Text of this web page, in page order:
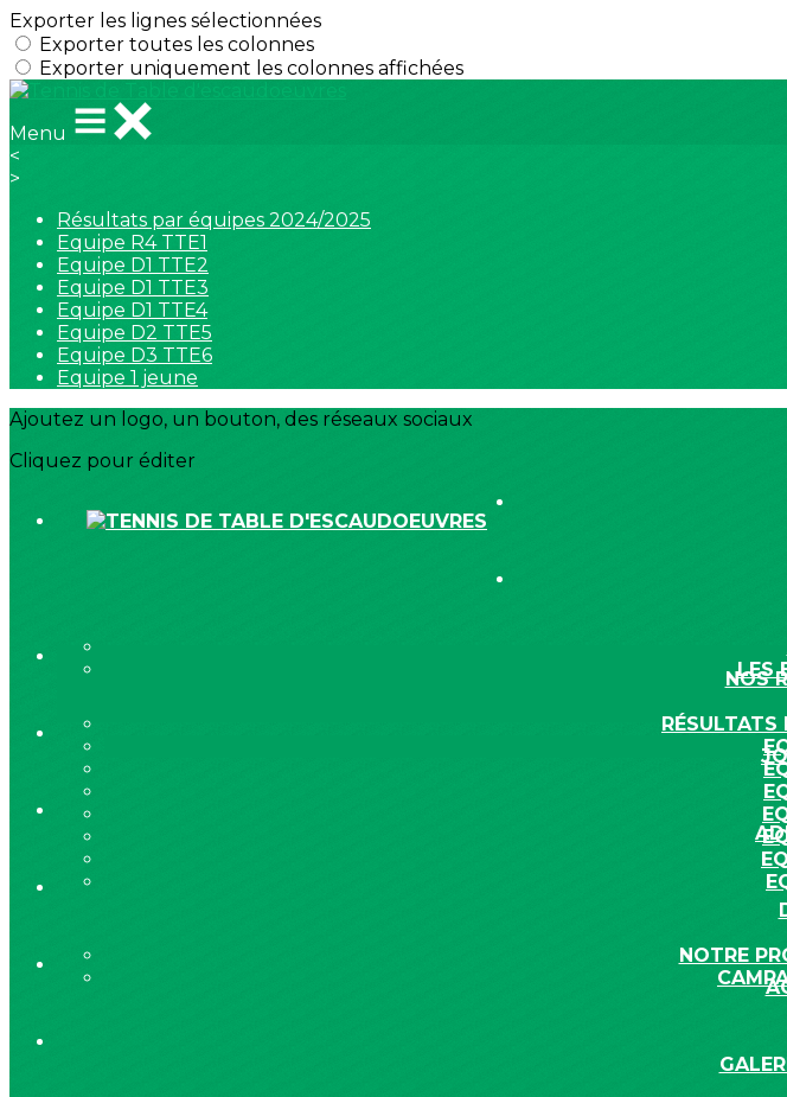
Exporter les lignes sélectionnées
Exporter toutes les colonnes
Exporter uniquement les colonnes affichées
Menu
<
>
Résultats par équipes 2024/2025
Equipe R4 TTE1
Equipe D1 TTE2
Equipe D1 TTE3
Equipe D1 TTE4
Equipe D2 TTE5
Equipe D3 TTE6
Equipe 1 jeune
Ajoutez un logo, un bouton, des réseaux sociaux
Cliquez pour éditer
LES
NOS
NOTRE